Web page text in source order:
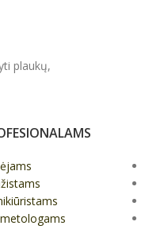
plaukų,